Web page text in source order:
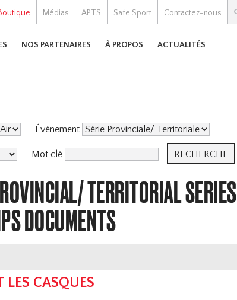
Médias APTS Safe Sport Contactez-nous
NOS PARTENAIRES À PROPOS ACTUALITÉS
Événement
Mot clé
TERRITORIAL SERIES
DOCUMENTS
LES CASQUES